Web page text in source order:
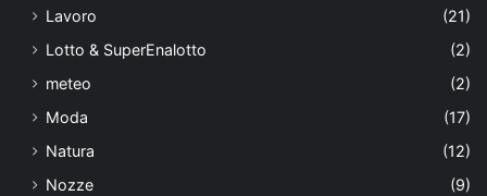
Lavoro
(21)
Lotto & SuperEnalotto
(2)
meteo
(2)
Moda
(17)
Natura
(12)
Nozze
(9)